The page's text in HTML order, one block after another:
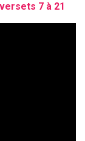
N
7 à 21